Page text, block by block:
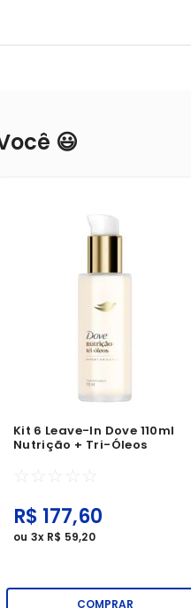
😃
Kit 6 Leave-In Dove 110ml
Nutrição + Tri-Óleos
☆ ☆ ☆ ☆ ☆
R$ 177,60
ou 3x R$ 59,20
COMPRAR